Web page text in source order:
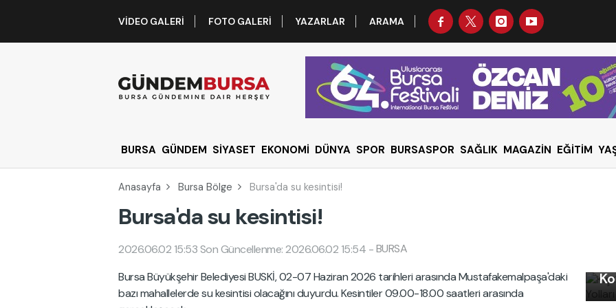
VIDEO GALERI FOTO GALERI YAZARLAR ARAMA
BURSA GÜNDEM SİYASET EKONOMİ DÜNYA SPOR BURSASPOR SAĞLIK MAGAZİN EĞİTİM
Anasayfa Bursa Bölge Bursa'da su kesintisi!
Bursa'da su kesintisi!
2026.06.02 15:53 Son Güncellenme: 2026.06.02 15:54 -BURSA
Bursa Büyükşehir Belediyesi BUSKİ, 02-07 Haziran 2026 tarihleri arasında Mustafakemalpaşa'daki
bazı mahallelerde su kesintisi olacağını duyurdu. Kesintiler 09.00-18.00 saatleri arasında